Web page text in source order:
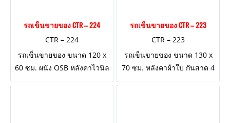
รถเข็นขายของ CTR – 224
CTR – 224
รถเข็นขายของ ขนาด 120 x
60 ซม. ผนัง OSB หลังคาไวนิล
ปีกด้านยาว 1 ด้าน
รถเข็นขายของ CTR – 223
CTR – 223
รถเข็นขายของ ขนาด 130 x
70 ซม. หลังคาผ้าใบ กันสาด 4
ด้าน ป้ายธงญี่ปุ่นข้างเสา